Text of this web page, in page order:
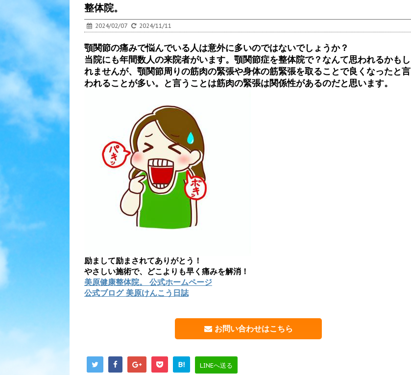
整体院。
2024/02/07 2024/11/11
顎関節の痛みで悩んでいる人は意外に多いのではないでしょうか？
当院にも年間数人の来院者がいます。顎関節症を整体院で？なんて思われるかもし
れませんが、顎関節周りの筋肉の緊張や身体の筋緊張を取ることで良くなったと言
われることが多い。と言うことは筋肉の緊張は関係性があるのだと思います。
励まして励まされてありがとう！
やさしい施術で、どこよりも早く痛みを解消！
美原健康整体院。 公式ホームページ
公式ブログ 美原けんこう日誌
お問い合わせはこちら
B! LINEへ送る